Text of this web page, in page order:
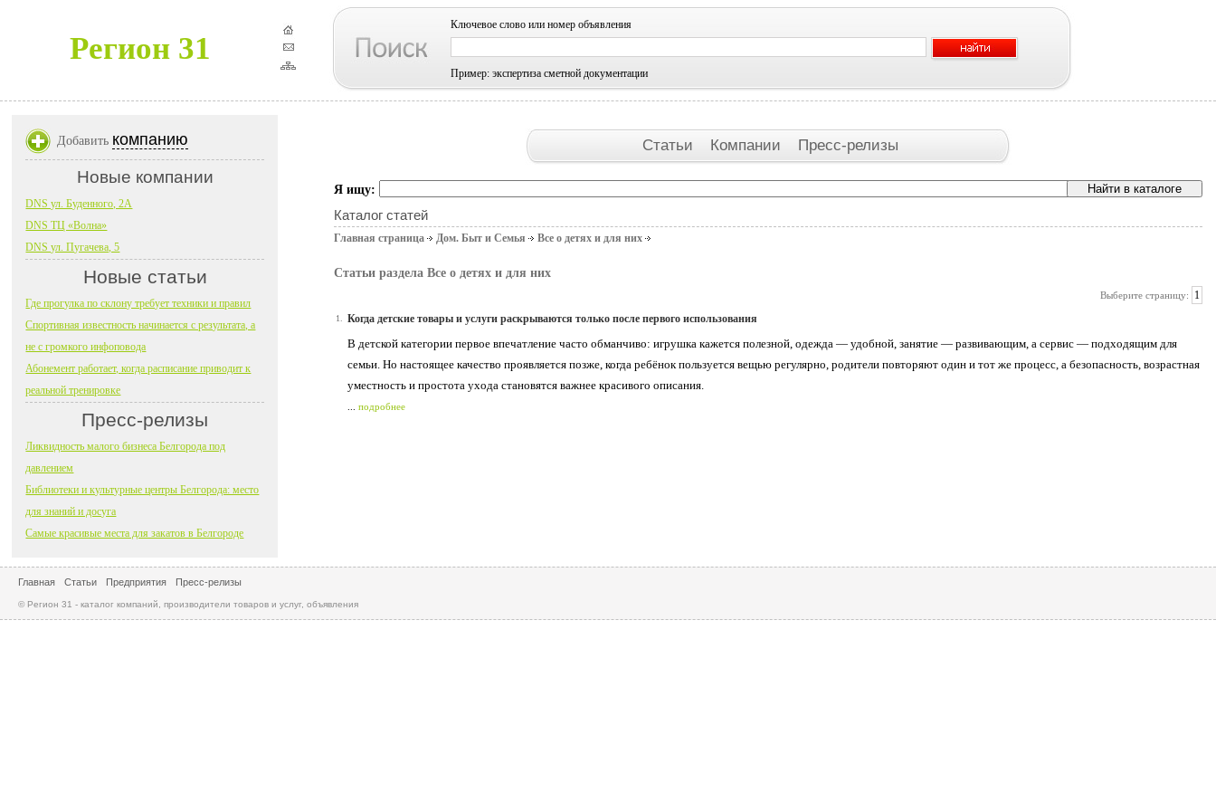
Регион 31
Ключевое слово или номер объявления
Пример: экспертиза сметной документации
Статьи Компании Пресс-релизы
Я ищу:
Каталог статей
Главная страница Дом. Быт и Семья Все о детях и для них
Статьи раздела Все о детях и для них
Выберите страницу: 1
1. Когда детские товары и услуги раскрываются только после первого использования
В детской категории первое впечатление часто обманчиво: игрушка кажется полезной, одежда — удобной, занятие — развивающим, а сервис — подходящим для
семьи. Но настоящее качество проявляется позже, когда ребёнок пользуется вещью регулярно, родители повторяют один и тот же процесс, а безопасность, возрастная
уместность и простота ухода становятся важнее красивого описания.
подробнее
Добавить компанию
Новые компании
DNS ул. Буденного, 2А
DNS ТЦ «Волна»
DNS ул. Пугачева, 5
Новые статьи
Где прогулка по склону требует техники и правил
Спортивная известность начинается с результата, а
не с громкого инфоповода
Абонемент работает, когда расписание приводит к
реальной тренировке
Пресс-релизы
Ликвидность малого бизнеса Белгорода под
давлением
Библиотеки и культурные центры Белгорода: место
для знаний и досуга
Самые красивые места для закатов в Белгороде
Главная Статьи Предприятия Пресс-релизы
© Регион 31 - каталог компаний, производители товаров и услуг, объявления